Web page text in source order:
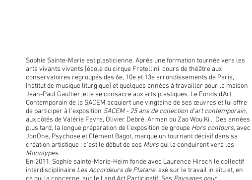
Sophie Sainte-Marie est plasticienne. Après une formation tournée vers les
arts vivants vivants [école du cirque Fratellini, cours de théâtre aux
conservatoires regroupés des 6e, 10e et 13e arrondissements de Paris,
Institut de musique liturgique] et quelques années à travailler pour la maison
Jean-Paul Gaultier, elle se consacre aux arts plastiques. Le Fonds d'Art
Contemporain de la SACEM acquiert une vingtaine de ses œuvres et lui offre
de participer à l'exposition SACEM - 25 ans de collection d'art contemporain,
aux côtés de Valérie Favre, Olivier Debré, Arman ou Zao Wou Ki... Des années
plus tard, la longue préparation de l'exposition de groupe Hors contours, avec
JonOne, Psychose et Clément Bagot, marque un tournant décisif dans sa
création artistique : c'est le début de ses Mursqui la conduiront vers les
Monotypes.
En 2011, Sophie sainte-Marie-Heim fonde avec Laurence Hirsch le collectif
interdisciplinaire Les Accordeurs de Platane, axé sur le travail in situ et, en